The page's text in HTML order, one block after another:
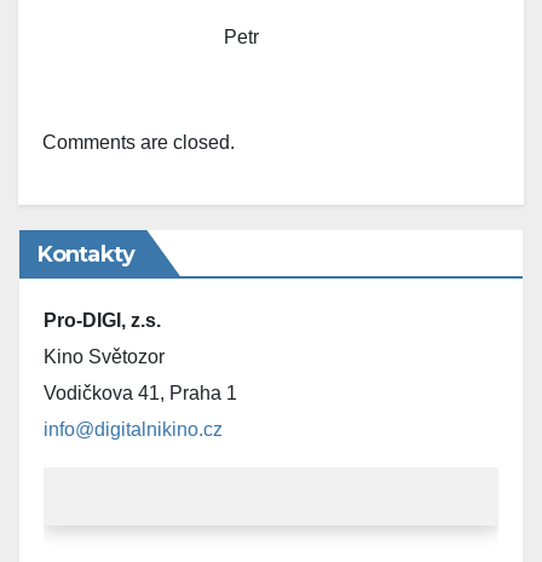
Petr
Comments are closed.
Kontakty
Pro-DIGI, z.s.
Kino Světozor
Vodičkova 41, Praha 1
info@digitalnikino.cz